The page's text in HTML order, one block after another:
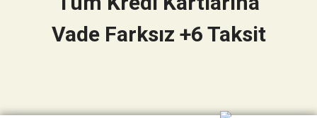
Vade Farksız +6 Taksit